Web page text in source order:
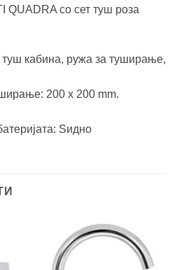
QUADRA со сет туш роза
туш кабина, ружа за туширање,
200 x 200 mm.
Ѕидно